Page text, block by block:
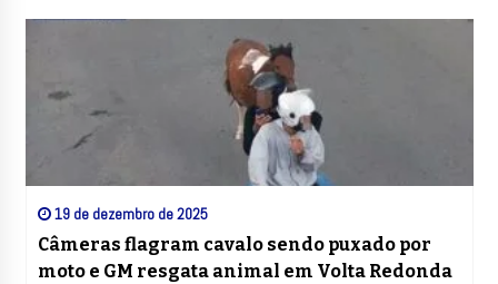
19 de dezembro de 2025
Câmeras flagram cavalo sendo puxado por
moto e GM resgata animal em Volta Redonda